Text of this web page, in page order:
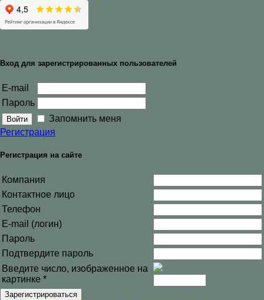
Вход для зарегистрированных пользователей
E-mail
Пароль
Запомнить меня
Регистрация
Регистрация на сайте
Компания
Контактное лицо
Телефон
E-mail (логин)
Пароль
Подтвердите пароль
Введите число, изображенное на
картинке *